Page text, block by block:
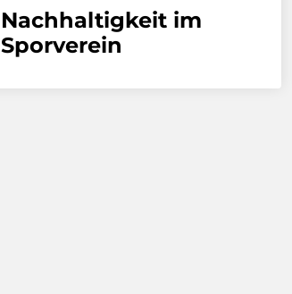
Nachhaltigkeit im
Sporverein